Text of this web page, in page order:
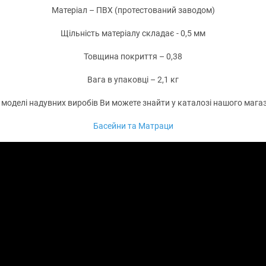
Матеріал – ПВХ (протестований заводом)
Щільність матеріалу складає - 0,5 мм
Товщина покриття – 0,38
Вага в упаковці – 2,1 кг
моделі надувних виробів Ви можете знайти у каталозі нашого
Басейни та Матраци